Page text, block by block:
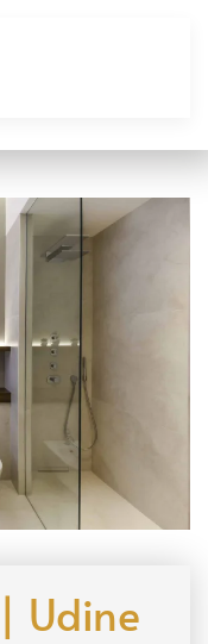
Udine